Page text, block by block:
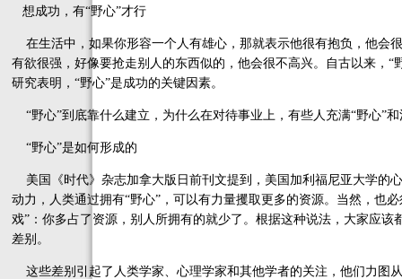
想成功，有“野心”才行
在生活中，如果你形容一个人有雄心，那就表示他很有抱负，他会
有欲很强，好像要抢走别人的东西似的，他会很不高兴。自古以来，
研究表明，“野心”是成功的关键因素。
“野心”到底靠什么建立，为什么在对待事业上，有些人充满“野心”
“野心”是如何形成的
美国《时代》杂志加拿大版日前刊文提到，美国加利福尼亚大学的
动力，人类通过拥有“野心”，可以有力量攫取更多的资源。当然，也
戏”：你多占了资源，别人所拥有的就少了。根据这种说法，大家应该
差别。
这些差别引起了人类学家、心理学家和其他学者的关注，他们力图